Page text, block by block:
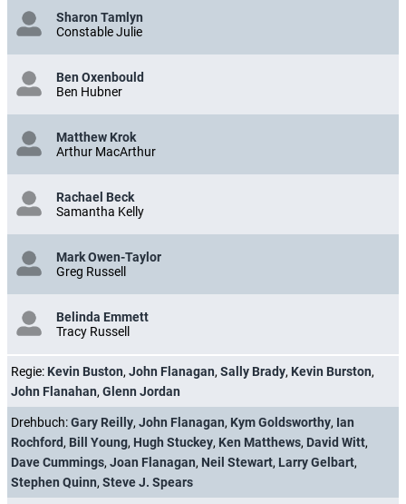
Sharon Tamlyn
Constable Julie
Ben Oxenbould
Ben Hubner
Matthew Krok
Arthur MacArthur
Rachael Beck
Samantha Kelly
Mark Owen-Taylor
Greg Russell
Belinda Emmett
Tracy Russell
Regie: Kevin Buston, John Flanagan, Sally Brady, Kevin Burston,
John Flanahan, Glenn Jordan
Drehbuch:Gary Reilly, John Flanagan, Kym Goldsworthy, Ian
Rochford, Bill Young, Hugh Stuckey, Ken Matthews, David Witt,
Dave Cummings, Joan Flanagan, Neil Stewart, Larry Gelbart,
Stephen Quinn, Steve J. Spears